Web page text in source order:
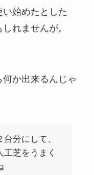
始めたとした
れませんが。
か出来るんじゃ
分にして、
芝をうまく